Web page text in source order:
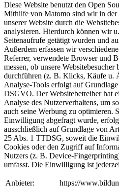
Diese Website benutzt den Open
Mithilfe von Matomo sind wir in der
unserer Website durch die
analysieren. Hierdurch können wir
Seitenaufrufe getätigt wurden und
Außerdem erfassen wir
Referrer, verwendete Browser und
messen, ob unsere
durchführen (z. B. Klicks, Käufe u.
Analyse-Tools erfolgt auf
DSGVO. Der Websitebetreiber hat
Analyse des Nutzerverhaltens, um
auch seine Werbung zu optimieren.
Einwilligung abgefragt wurde,
ausschließlich auf Grundlage von
25 Abs. 1 TTDSG, soweit die
Cookies oder den Zugriff auf
Nutzers (z. B. Device-
umfasst. Die Einwilligung ist
Anbieter:
https://